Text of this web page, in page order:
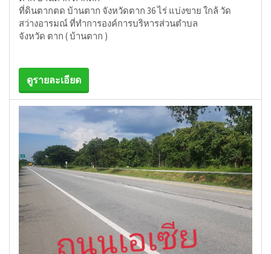
ที่ดินตากตด บ้านตาก จังหวัดตาก 36 ไร่ แบ่งขาย ใกล้ วัด
สว่างอารมณ์ ที่ทำการองค์การบริหารส่วนตำบล
จังหวัด ตาก ( บ้านตาก )
ดูรายละเอียด